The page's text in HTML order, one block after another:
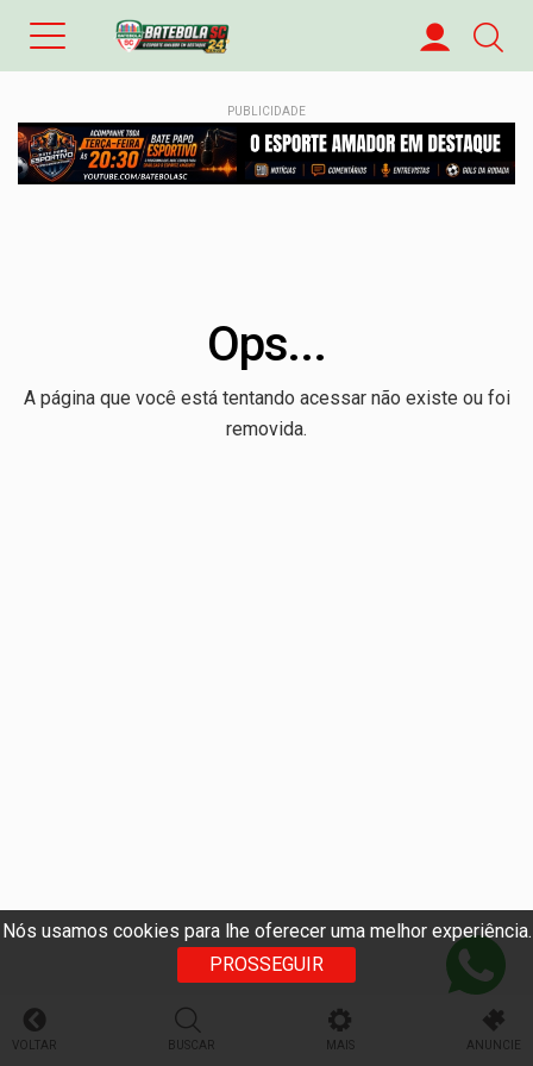
Nós usamos cookies para lhe oferecer uma melhor experiência.
PROSSEGUIR
PUBLICIDADE
Ops...
A página que você está tentando acessar não existe ou foi
removida.
VOLTAR BUSCAR MAIS ANUNCIE